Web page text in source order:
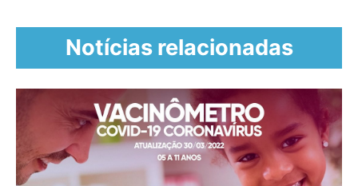
Notícias relacionadas